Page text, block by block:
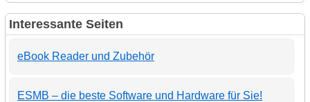
Interessante Seiten
eBook Reader und Zubehör
ESMB – die beste Software und Hardware für Sie!